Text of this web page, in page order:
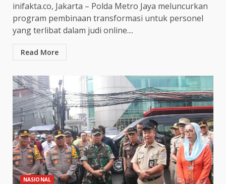
inifakta.co, Jakarta – Polda Metro Jaya meluncurkan
program pembinaan transformasi untuk personel
yang terlibat dalam judi online....
Read More
NASIONAL